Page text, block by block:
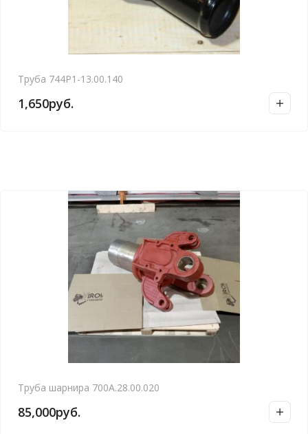
Труба 744Р1-13.00.140
1,650руб.
Труба шарнира 700А.28.00.020
85,000руб.